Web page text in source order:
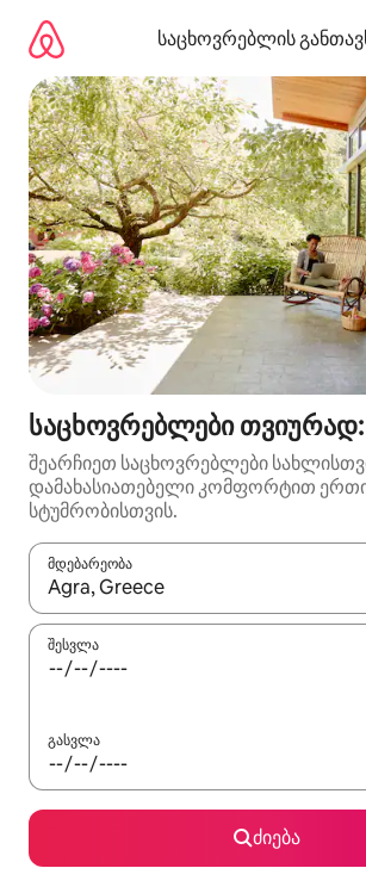
გადასვლა
საცხოვრებლის
საცხოვრებლები
შეარჩიეთ საცხოვრებლები
დამახასიათებელი კომფორტით ერთი
სტუმრობისთვის.
მდებარეობა
როცა შედეგები ხელმისაწვდომი
შესვლა
გასვლა
ძიება